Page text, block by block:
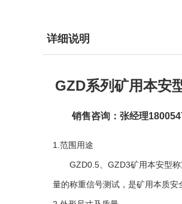
详细说明
GZD系列矿用本安
销售咨询：张经理
1. 范围用途
GZD0.5 GZD3矿用本安型
量的称重信号测试，是矿用本质安